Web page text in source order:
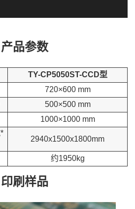
产品参数
TY-CP5050ST-CCD型
720×600 mm
500×500 mm
1000×1000 mm
2940x1500x1800mm
约1950kg
印刷样品